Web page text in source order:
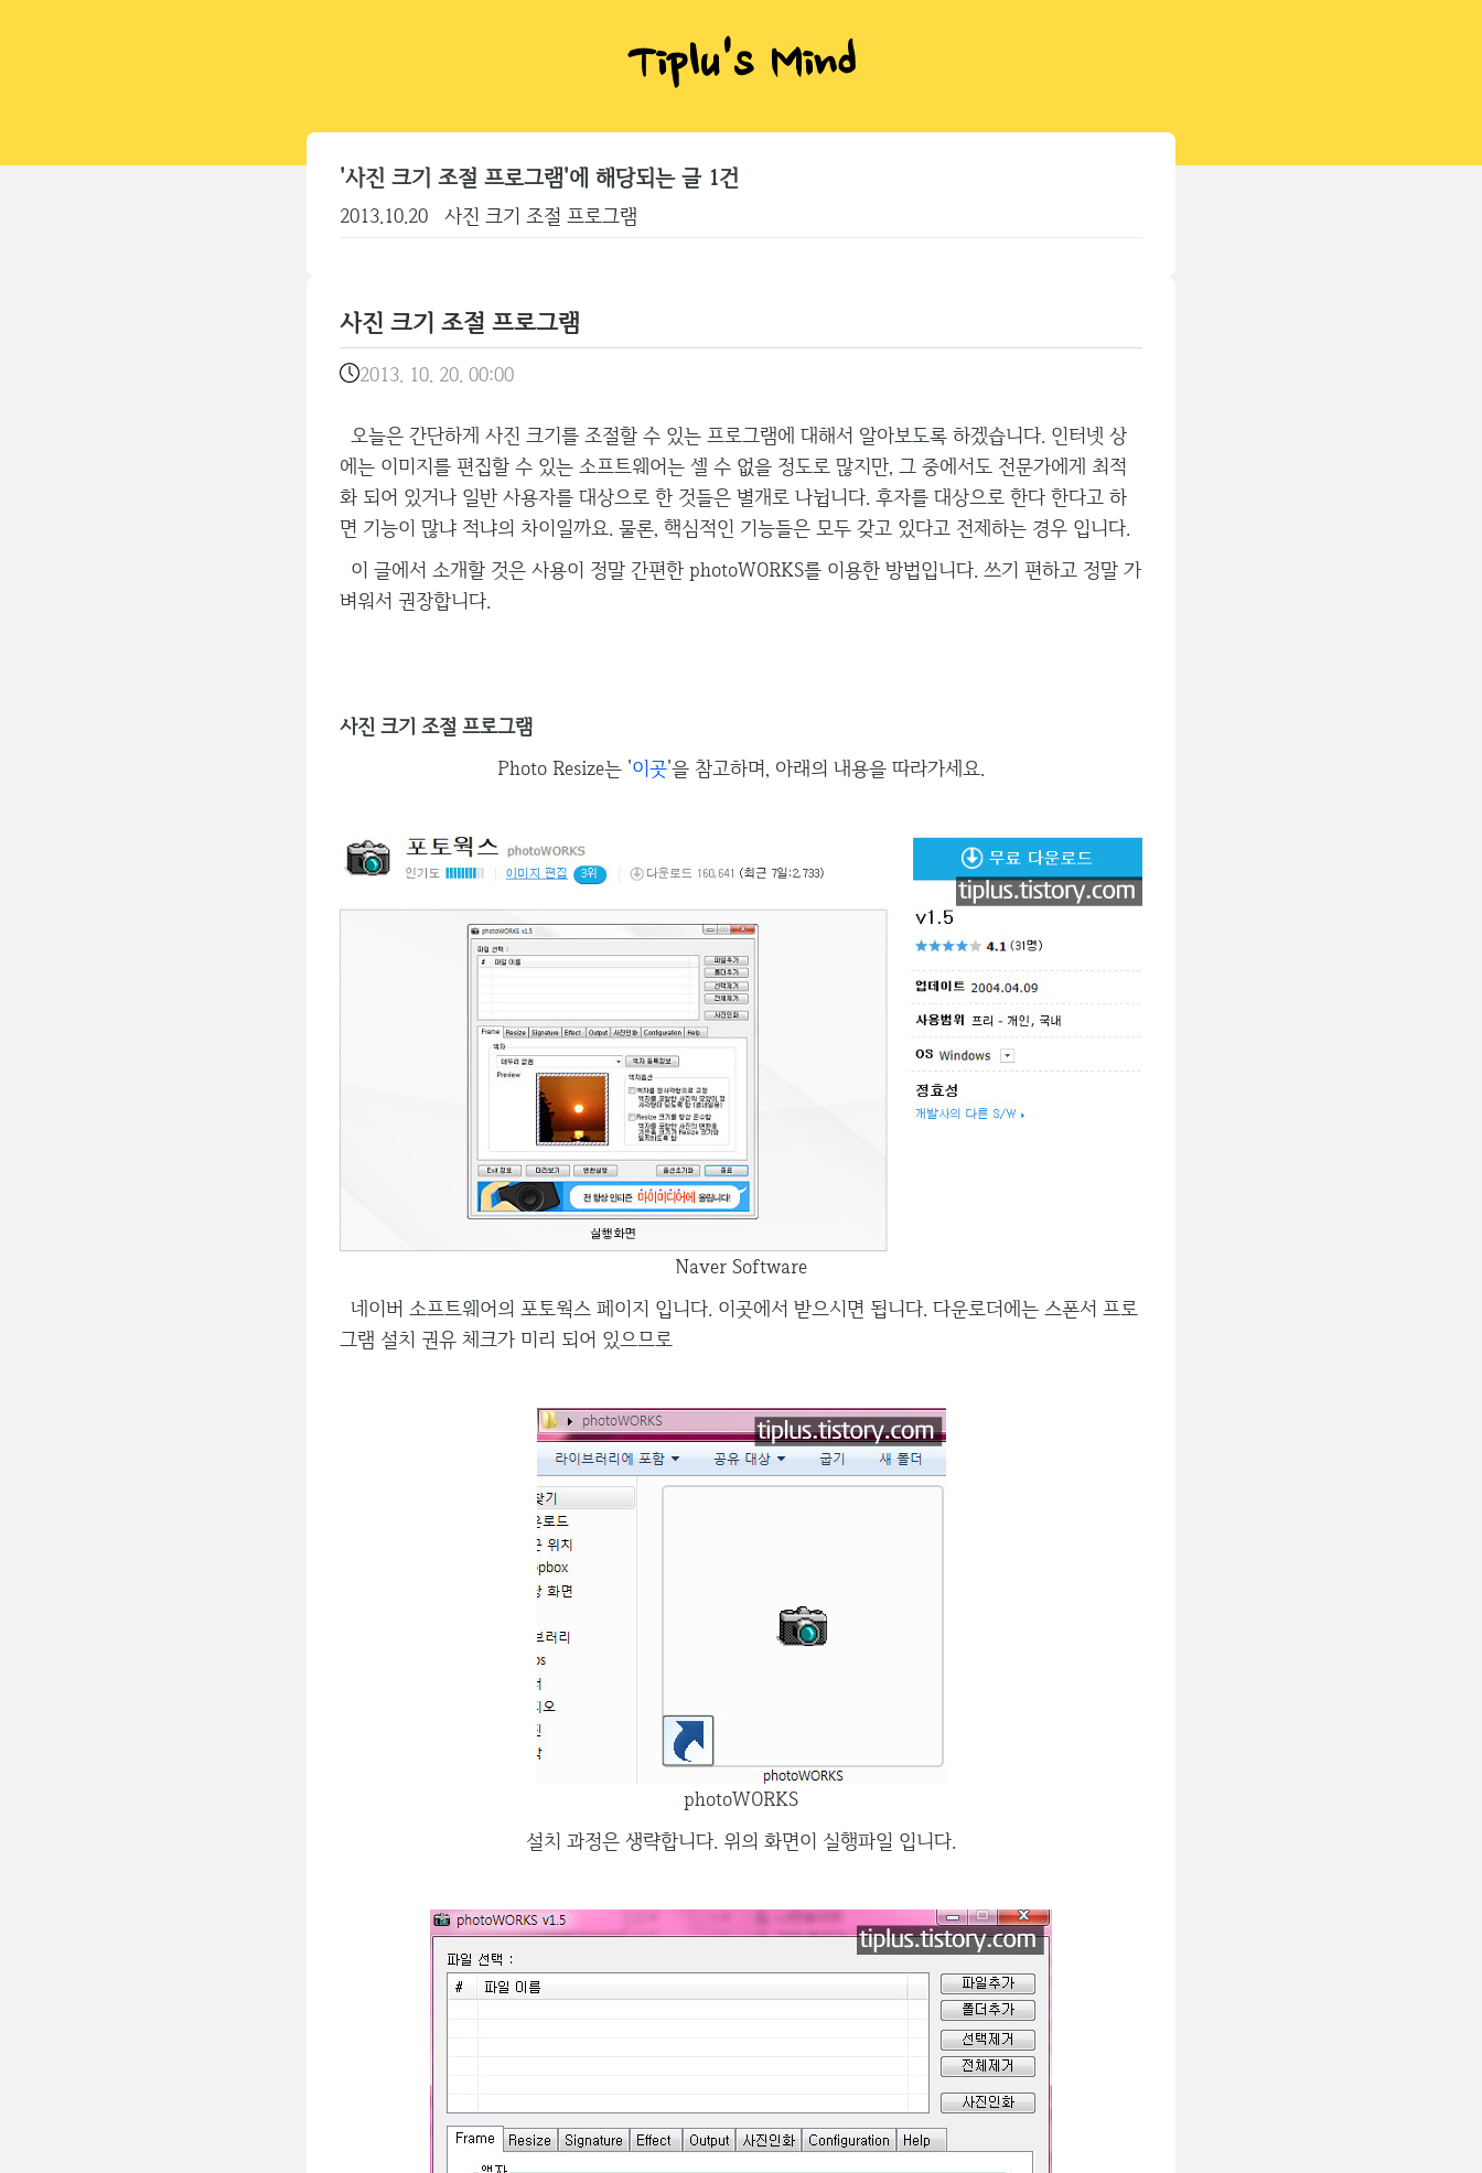
Tiplu's Mind
'사진 크기 조절 프로그램'에 해당되는 글 1건
2013.10.20 사진 크기 조절 프로그램
사진 크기 조절 프로그램
2013. 10. 20. 00:00
오늘은 간단하게 사진 크기를 조절할 수 있는 프로그램에 대해서 알아보도록 하겠습니다. 인터넷 상
에는 이미지를 편집할 수 있는 소프트웨어는 셀 수 없을 정도로 많지만, 그 중에서도 전문가에게 최적
화 되어 있거나 일반 사용자를 대상으로 한 것들은 별개로 나뉩니다. 후자를 대상으로 한다 한다고 하
면 기능이 많냐 적냐의 차이일까요. 물론, 핵심적인 기능들은 모두 갖고 있다고 전제하는 경우 입니다.
이 글에서 소개할 것은 사용이 정말 간편한 photoWORKS를 이용한 방법입니다. 쓰기 편하고 정말 가
벼워서 권장합니다.
사진 크기 조절 프로그램
Photo Resize는 '이곳'을 참고하며, 아래의 내용을 따라가세요.
Naver Software
네이버 소프트웨어의 포토웍스 페이지 입니다. 이곳에서 받으시면 됩니다. 다운로더에는 스폰서 프로
그램 설치 권유 체크가 미리 되어 있으므로
photoWORKS
설치 과정은 생략합니다. 위의 화면이 실행파일 입니다.